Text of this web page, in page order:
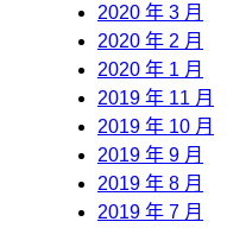
2020 年 3 月
2020 年 2 月
2020 年 1 月
2019 年 11 月
2019 年 10 月
2019 年 9 月
2019 年 8 月
2019 年 7 月